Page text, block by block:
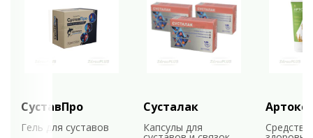
СуставПро
Гель для суставов
Сусталак
Капсулы для
Артокс